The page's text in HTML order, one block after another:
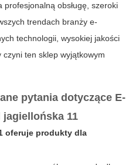
profesjonalną obsługę, szeroki
trendach branży e-
technologii, wysokiej jakości
ten sklep wyjątkowym
pytania dotyczące E-
jagiellońska 11
oferuje produkty dla